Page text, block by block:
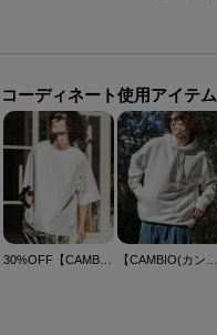
コーディネート使用アイテム